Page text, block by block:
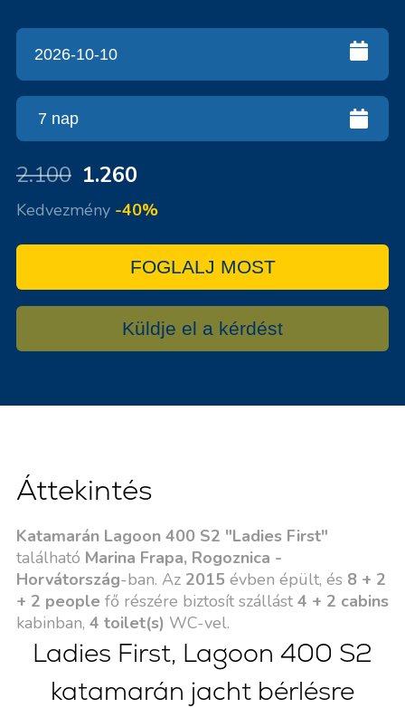
2.100 1.260
Kedvezmény -40%
FOGLALJ MOST
Küldje el a kérdést
Áttekintés
Katamarán Lagoon 400 S2 "Ladies First"
található Marina Frapa, Rogoznica -
Horvátország-ban. Az 2015 évben épült, és 8 + 2
+ 2 people fő részére biztosít szállást 4 + 2 cabins
kabinban, 4 toilet(s) WC-vel.
Ladies First, Lagoon 400 S2
katamarán jacht bérlésre